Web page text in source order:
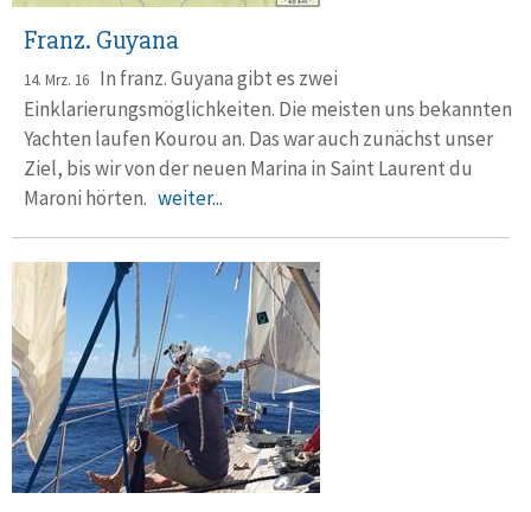
Franz. Guyana
14. Mrz. 16 In franz. Guyana gibt es zwei
Einklarierungsmöglichkeiten. Die meisten uns bekannten
Yachten laufen Kourou an. Das war auch zunächst unser
Ziel, bis wir von der neuen Marina in Saint Laurent du
Maroni hörten. weiter...